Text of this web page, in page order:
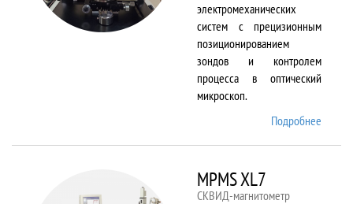
электромеханических
систем с прецизионным
позиционированием
зондов и контролем
процесса в оптический
микроскоп.
Подробнее
MPMS XL7
СКВИД-магнитометр